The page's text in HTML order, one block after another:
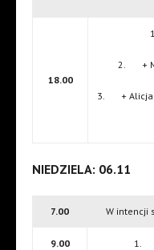
18.00
2. +
3. + Alicja
NIEDZIELA: 06.11
7.00 W intencji
9.00 1.